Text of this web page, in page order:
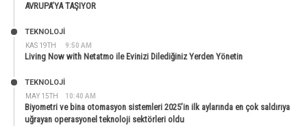
AVRUPA’YA TAŞIYOR
KAS 19TH 9:50 AM
TEKNOLOJİ
Living Now with Netatmo ile Evinizi Dilediğiniz Yerden Yönetin
MAY 15TH 10:40 AM
TEKNOLOJİ
Biyometri ve bina otomasyon sistemleri 2025’in ilk aylarında en çok saldırıya
uğrayan operasyonel teknoloji sektörleri oldu